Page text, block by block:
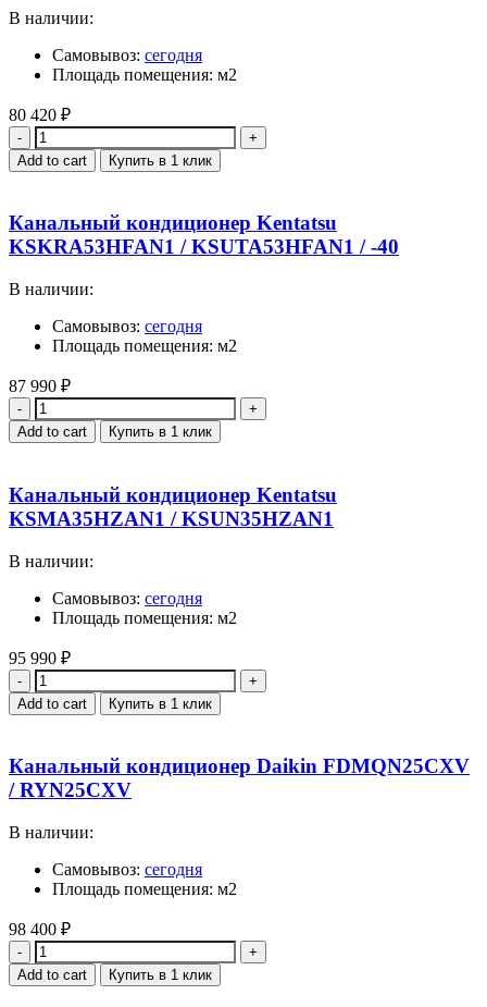
В наличии:
Самовывоз: сегодня
Площадь помещения: м2
80 420 ₽
Quantity
Add to cart Купить в 1 клик
Канальный кондиционер Kentatsu
KSKRA53HFAN1 / KSUTA53HFAN1 / -40
В наличии:
Самовывоз: сегодня
Площадь помещения: м2
87 990 ₽
Quantity
Add to cart Купить в 1 клик
Канальный кондиционер Kentatsu
KSMA35HZAN1 / KSUN35HZAN1
В наличии:
Самовывоз: сегодня
Площадь помещения: м2
95 990 ₽
Quantity
Add to cart Купить в 1 клик
Канальный кондиционер Daikin FDMQN25CXV
/ RYN25CXV
В наличии:
Самовывоз: сегодня
Площадь помещения: м2
98 400 ₽
Quantity
Add to cart Купить в 1 клик